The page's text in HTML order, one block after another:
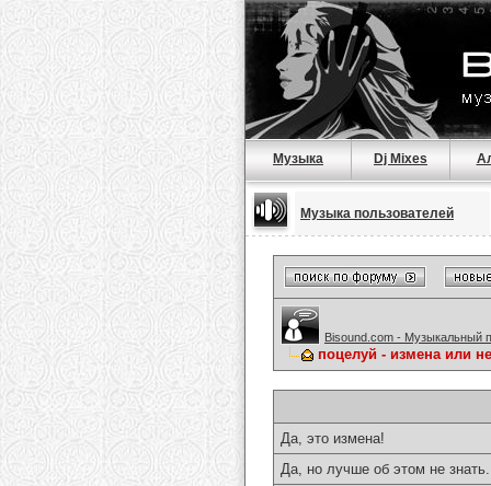
Музыка Dj Mixes
Музыка пользователей
Bisound.com - Музыкальный
поцелуй - измена или
Да, это измена!
Да, но лучше об этом не